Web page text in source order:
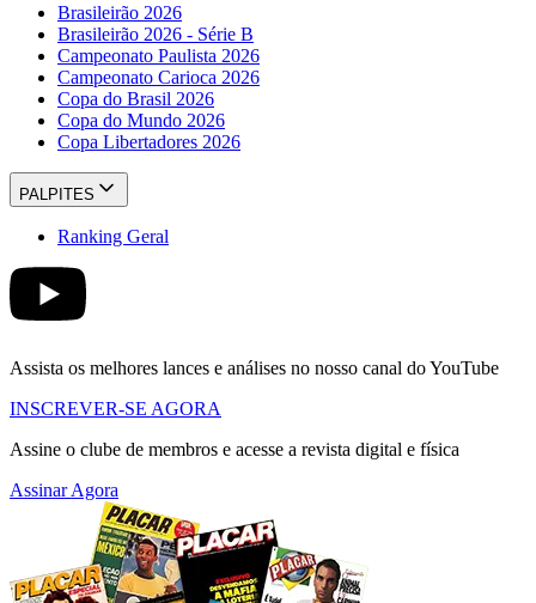
Brasileirão 2026
Brasileirão 2026 - Série B
Campeonato Paulista 2026
Campeonato Carioca 2026
Copa do Brasil 2026
Copa do Mundo 2026
Copa Libertadores 2026
PALPITES
Ranking Geral
Assista os melhores lances e análises no nosso canal do YouTube
INSCREVER-SE AGORA
Assine o clube de membros e acesse a revista digital e física
Assinar Agora